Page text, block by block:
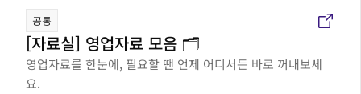
공통
[자료실] 영업자료 모음 🗂️
영업자료를 한눈에, 필요할 땐 언제 어디서든 바로 꺼내보세
요.